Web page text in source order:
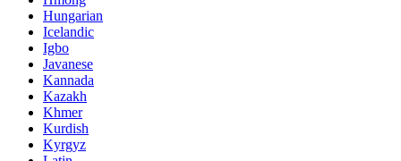
Hungarian
Icelandic
Igbo
Javanese
Kannada
Kazakh
Khmer
Kurdish
Kyrgyz